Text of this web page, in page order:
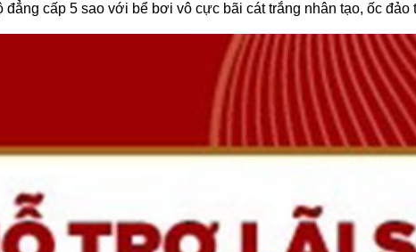
cấp 5 sao với bể bơi vô cực bãi cát trắng nhân tạo, ốc